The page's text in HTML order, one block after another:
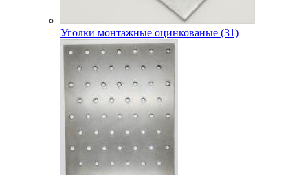
Уголки монтажные оцинкованые (31)